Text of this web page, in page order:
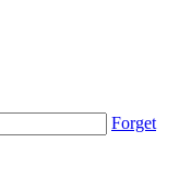
Forget